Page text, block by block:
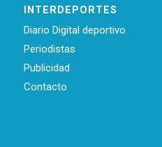
INTERDEPORTES
Diario Digital deportivo
Periodistas
Publicidad
Contacto